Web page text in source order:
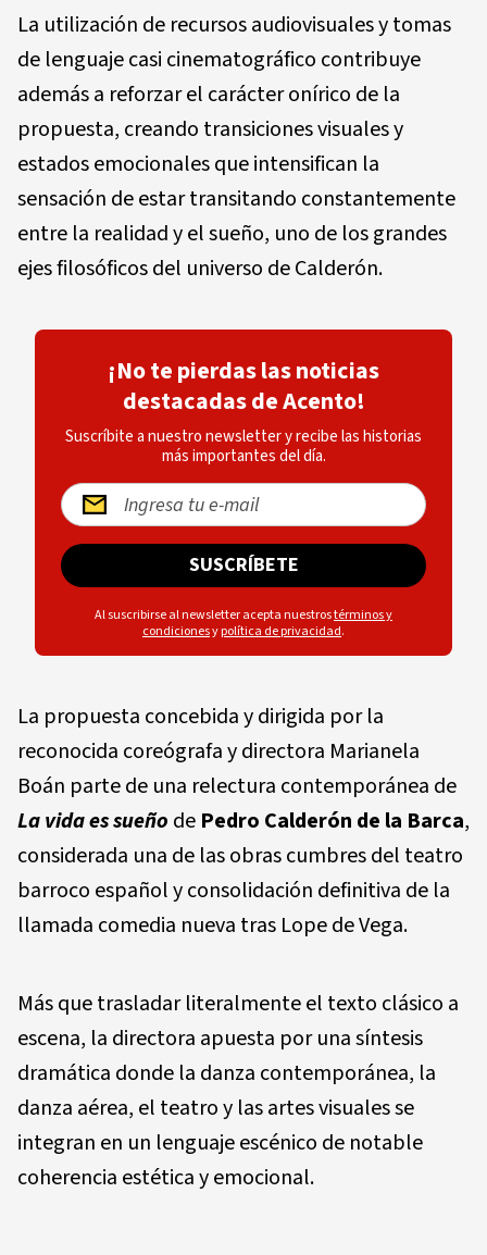
La utilización de recursos audiovisuales y tomas
de lenguaje casi cinematográfico contribuye
además a reforzar el carácter onírico de la
propuesta, creando transiciones visuales y
estados emocionales que intensifican la
sensación de estar transitando constantemente
entre la realidad y el sueño, uno de los grandes
ejes filosóficos del universo de Calderón.
¡No te pierdas las noticias
destacadas de Acento!
Suscríbite a nuestro newsletter y recibe las historias
más importantes del día.
SUSCRÍBETE
Al suscribirse al newsletter acepta nuestrostérminos y
condicionesypolítica de privacidad.
La propuesta concebida y dirigida por la
reconocida coreógrafa y directora Marianela
Boán parte de una relectura contemporánea de
La vida es sueño de Pedro Calderón de la Barca,
considerada una de las obras cumbres del teatro
barroco español y consolidación definitiva de la
llamada comedia nueva tras Lope de Vega.
Más que trasladar literalmente el texto clásico a
escena, la directora apuesta por una síntesis
dramática donde la danza contemporánea, la
danza aérea, el teatro y las artes visuales se
integran en un lenguaje escénico de notable
coherencia estética y emocional.